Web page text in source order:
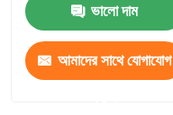
ভালো দাম
আমাদের সাথে যোগাযোগ